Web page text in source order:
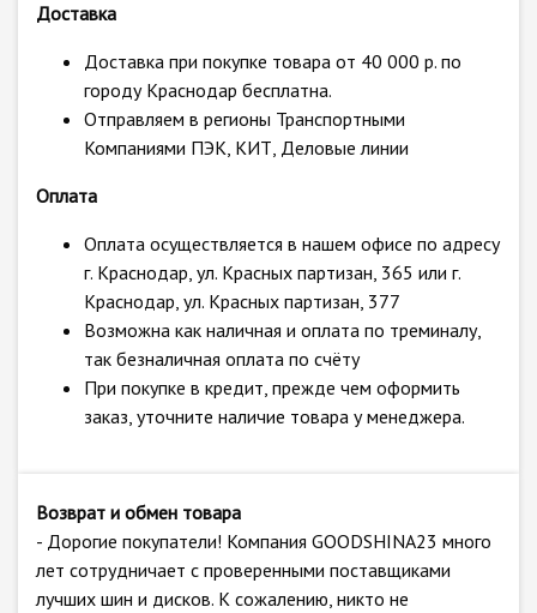
Доставка
Доставка при покупке товара от 40 000 р. по
городу Краснодар бесплатна.
Отправляем в регионы Транспортными
Компаниями ПЭК, КИТ, Деловые линии
Оплата
Оплата осуществляется в нашем офисе по адресу
г. Краснодар, ул. Красных партизан, 365 или г.
Краснодар, ул. Красных партизан, 377
Возможна как наличная и оплата по треминалу,
так безналичная оплата по счёту
При покупке в кредит, прежде чем оформить
заказ, уточните наличие товара у менеджера.
Возврат и обмен товара
- Дорогие покупатели! Компания GOODSHINA23 много
лет сотрудничает с проверенными поставщиками
лучших шин и дисков. К сожалению, никто не